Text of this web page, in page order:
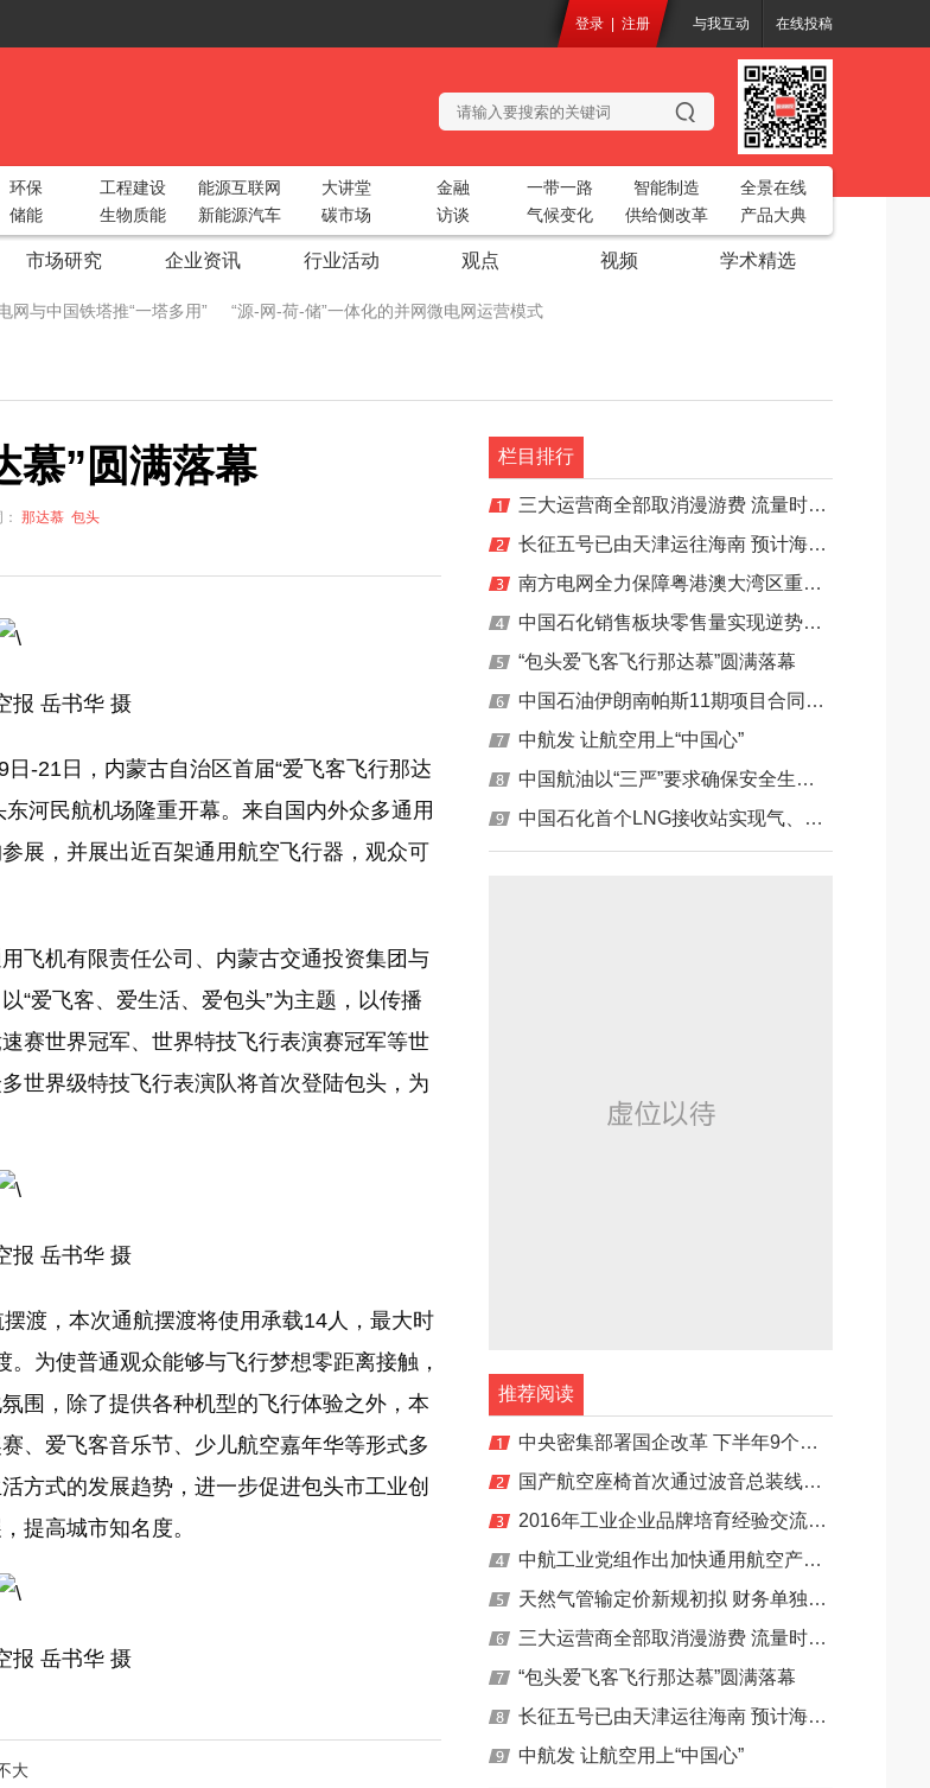
登录 注册 与我互动 在线投稿
环保 工程建设 能源互联网 大讲堂 金融 一带一路 智能制造
全景在线
储能 生物质能 新能源汽车 碳市场 访谈 气候变化 供给侧改革 产品大典
市场研究 企业资讯 行业活动 观点 视频 学术精选
网与中国铁塔推“一塔多用” “源-网-荷-储”一体化的并网微电网运营模式
！ 2018中部太阳能光伏展湖北地区动员会圆满召开 2018中国烘干创新大会
新能源汽车生态产业链展5月9日开幕 各大领军企业共聚一堂
成都院中标鱼跳水电站生态基流工程设计项目
核电已成中国东部沿海地区主力清洁能源
慕”圆满落幕
那达慕 包头
报 岳书华 摄
-21日，内蒙古自治区首届“爱飞客飞行那达
河民航机场隆重开幕。来自国内外众多通用
展，并展出近百架通用航空飞行器，观众可
飞机有限责任公司、内蒙古交通投资集团与
“爱飞客、爱生活、爱包头”为主题，以传播
赛世界冠军、世界特技飞行表演赛冠军等世
世界级特技飞行表演队将首次登陆包头，为
报 岳书华 摄
渡，本次通航摆渡将使用承载14人，最大时
为使普通观众能够与飞行梦想零距离接触，
围，除了提供各种机型的飞行体验之外，本
、爱飞客音乐节、少儿航空嘉年华等形式多
方式的发展趋势，进一步促进包头市工业创
提高城市知名度。
报 岳书华 摄
大
栏目排行
三大运营商全部取消漫游费 流量时代对业绩影响不大
长征五号已由天津运往海南 预计海上航行7天
南方电网全力保障粤港澳大湾区重大项目用电
中国石化销售板块零售量实现逆势增长
“包头爱飞客飞行那达慕”圆满落幕
中国石油伊朗南帕斯11期项目合同签署
中航发 让航空用上“中国心”
中国航油以“三严”要求确保安全生产“三零”目标
中国石化首个LNG接收站实现气、液体销量双突破
推荐阅读
中央密集部署国企改革 下半年9个配套文件将全部出齐
国产航空座椅首次通过波音总装线成功随机交付
2016年工业企业品牌培育经验交流会在京举行
中航工业党组作出加快通用航空产业发展的决定
天然气管输定价新规初拟 财务单独核算先行
三大运营商全部取消漫游费 流量时代对业绩影响不大
“包头爱飞客飞行那达慕”圆满落幕
长征五号已由天津运往海南 预计海上航行7天
中航发 让航空用上“中国心”